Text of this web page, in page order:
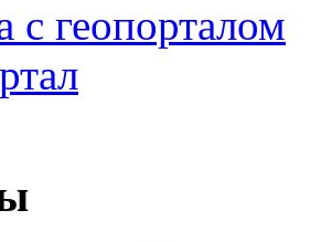
с геопорталом